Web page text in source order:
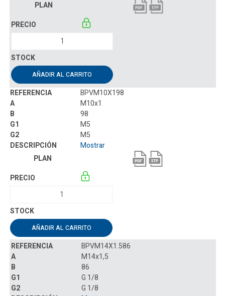
AÑADIR AL CARRITO
BPVM10X198
M10x1
98
M5
M5
Mostrar
AÑADIR AL CARRITO
BPVM14X1.586
M14x1,5
86
G 1/8
G 1/8